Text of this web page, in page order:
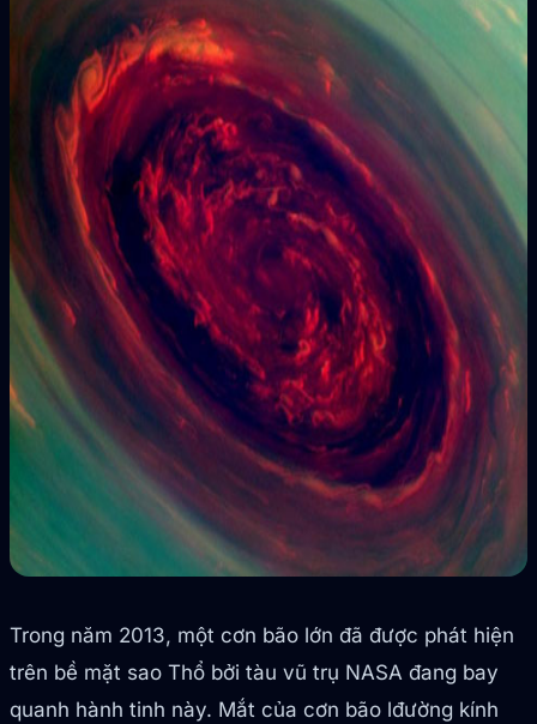
Trong năm 2013, một cơn bão lớn đã được phát hiện
trên bề mặt sao Thổ bởi tàu vũ trụ NASA đang bay
quanh hành tinh này. Mắt của cơn bão lđường kính